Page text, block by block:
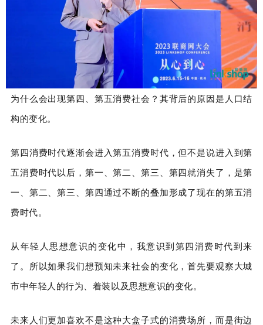
为什么会出现第四、第五消费社会？其背后的原因是人口结
构的变化。
第四消费时代逐渐会进入第五消费时代，但不是说进入到第
五消费时代以后，第一、第二、第三、第四就消失了，是第
一、第二、第三、第四通过不断的叠加形成了现在的第五消
费时代。
从年轻人思想意识的变化中，我意识到第四消费时代到来
了。所以如果我们想预知未来社会的变化，首先要观察大城
市中年轻人的行为、着装以及思想意识的变化。
未来人们更加喜欢不是这种大盒子式的消费场所，而是街边